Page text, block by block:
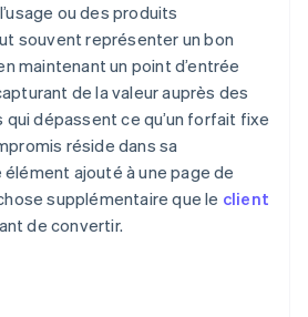
ou des produits
souvent représenter un bon
maintenant un point d’entrée
de la valeur auprès des
dépassent ce qu’un forfait fixe
réside dans sa
ajouté à une page de
supplémentaire que le client
de convertir.